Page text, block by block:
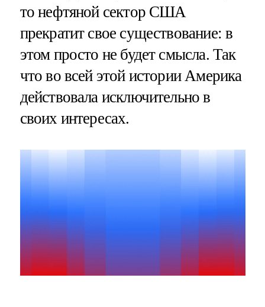
то нефтяной сектор США
прекратит свое существование: в
этом просто не будет смысла. Так
что во всей этой истории Америка
действовала исключительно в
своих интересах.